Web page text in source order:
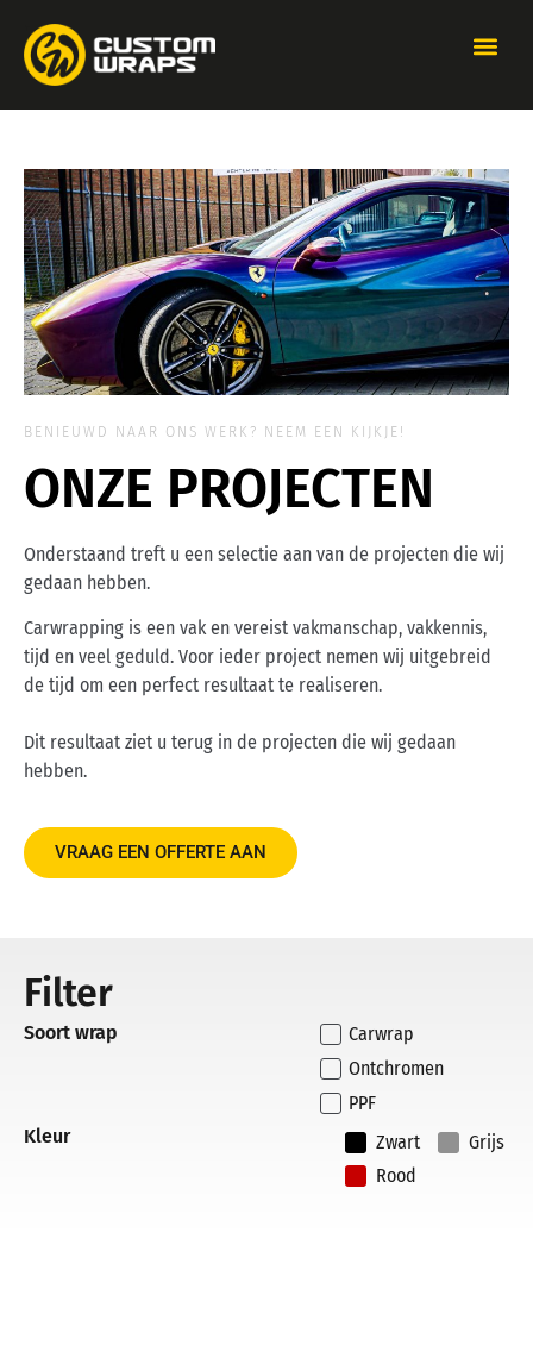
BENIEUWD NAAR ONS WERK? NEEM EEN KIJKJE!
ONZE PROJECTEN
Onderstaand treft u een selectie aan van de projecten die wij
gedaan hebben.
Carwrapping is een vak en vereist vakmanschap, vakkennis,
tijd en veel geduld. Voor ieder project nemen wij uitgebreid
de tijd om een perfect resultaat te realiseren.
Dit resultaat ziet u terug in de projecten die wij gedaan
hebben.
VRAAG EEN OFFERTE AAN
Filter
Soort wrap
Carwrap
Ontchromen
PPF
Kleur
Zwart
Grijs
Rood